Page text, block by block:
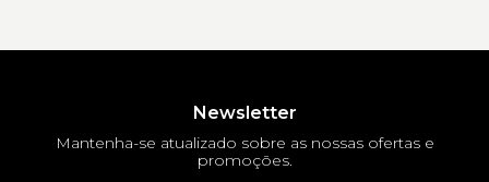
Newsletter
Mantenha-se atualizado sobre as nossas ofertas e
promoções.